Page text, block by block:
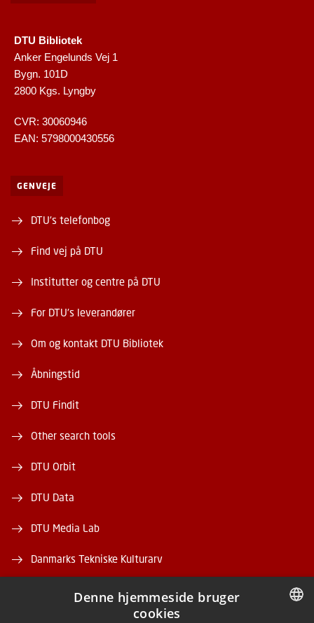
DTU Bibliotek
Anker Engelunds Vej 1
Bygn. 101D
2800 Kgs. Lyngby
CVR: 30060946
EAN: 5798000430556
GENVEJE
DTU's telefonbog
Find vej på DTU
Institutter og centre på DTU
For DTU's leverandører
Om og kontakt DTU Bibliotek
Åbningstid
DTU Findit
Other search tools
DTU Orbit
DTU Data
DTU Media Lab
Danmarks Tekniske Kulturarv
Denne hjemmeside bruger
cookies